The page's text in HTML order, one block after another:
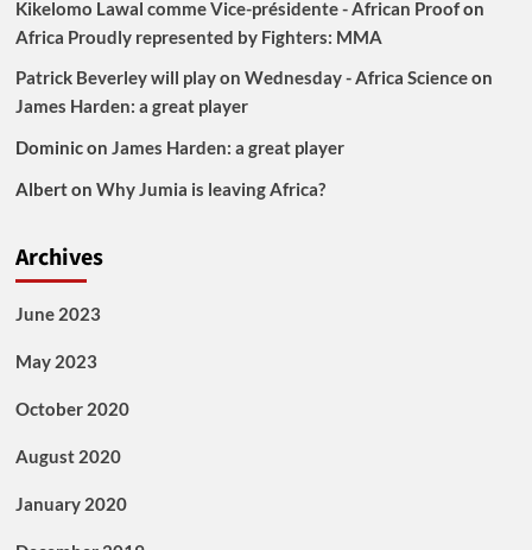
Kikelomo Lawal comme Vice-présidente - African Proofon
Africa Proudly represented by Fighters: MMA
Patrick Beverley will play on Wednesday - Africa Scienceon
James Harden: a great player
Dominicon James Harden: a great player
Alberton Why Jumia is leaving Africa?
Archives
June 2023
May 2023
October 2020
August 2020
January 2020